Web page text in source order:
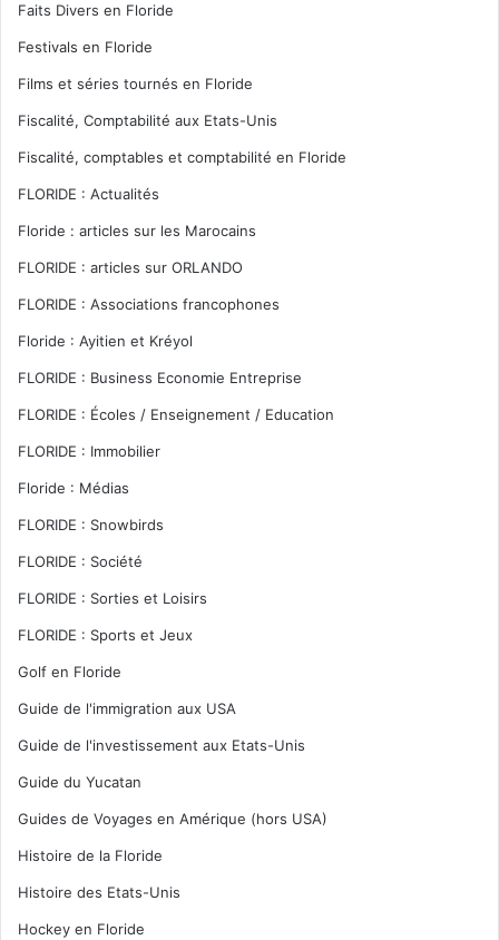
Faits Divers en Floride
Festivals en Floride
Films et séries tournés en Floride
Fiscalité, Comptabilité aux Etats-Unis
Fiscalité, comptables et comptabilité en Floride
FLORIDE : Actualités
Floride : articles sur les Marocains
FLORIDE : articles sur ORLANDO
FLORIDE : Associations francophones
Floride : Ayitien et Kréyol
FLORIDE : Business Economie Entreprise
FLORIDE : Écoles / Enseignement / Education
FLORIDE : Immobilier
Floride : Médias
FLORIDE : Snowbirds
FLORIDE : Société
FLORIDE : Sorties et Loisirs
FLORIDE : Sports et Jeux
Golf en Floride
Guide de l'immigration aux USA
Guide de l'investissement aux Etats-Unis
Guide du Yucatan
Guides de Voyages en Amérique (hors USA)
Histoire de la Floride
Histoire des Etats-Unis
Hockey en Floride